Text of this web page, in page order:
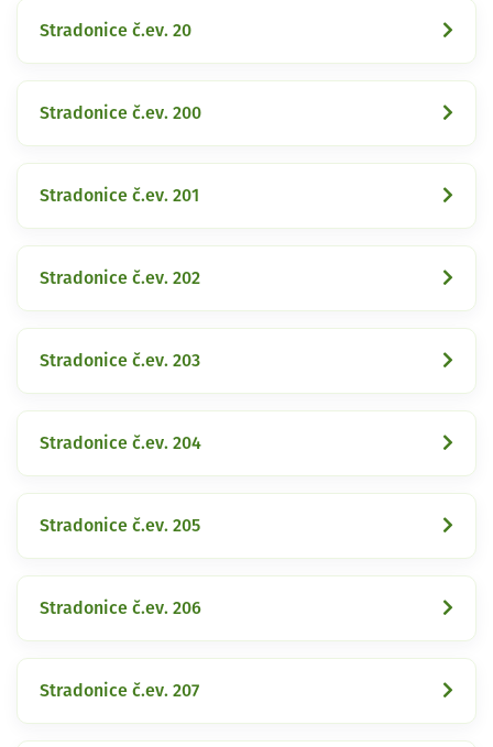
Stradonice č.ev. 20
Stradonice č.ev. 200
Stradonice č.ev. 201
Stradonice č.ev. 202
Stradonice č.ev. 203
Stradonice č.ev. 204
Stradonice č.ev. 205
Stradonice č.ev. 206
Stradonice č.ev. 207